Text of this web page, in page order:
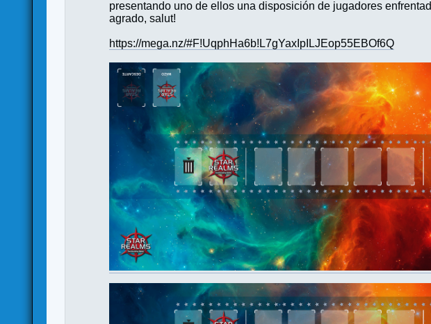
presentando uno de ellos una disposición de jugadores
agrado, salut!
https://mega.nz/#F!UqphHa6b!L7gYaxIpILJEop55EBOf6Q